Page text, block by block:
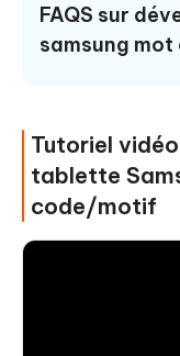
FAQS sur
samsung mot
Tutoriel
tablette
code/motif